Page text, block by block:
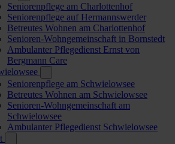
Seniorenpflege am Charlottenhof
Seniorenpflege auf Hermannswerder
Betreutes Wohnen am Charlottenhof
Senioren-Wohngemeinschaft in Bornstedt
Ambulanter Pflegedienst Ernst von
Bergmann Care
Seniorenpflege am Schwielowsee
Betreutes Wohnen am Schwielowsee
Senioren-Wohngemeinschaft am
Schwielowsee
Ambulanter Pflegedienst Schwielowsee